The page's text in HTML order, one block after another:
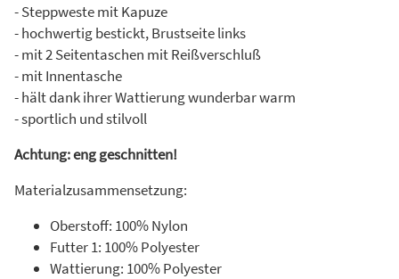
- Steppweste mit Kapuze
- hochwertig bestickt, Brustseite links
- mit 2 Seitentaschen mit Reißverschluß
- mit Innentasche
- hält dank ihrer Wattierung wunderbar warm
- sportlich und stilvoll
Achtung: eng geschnitten!
Materialzusammensetzung:
Oberstoff: 100% Nylon
Futter 1: 100% Polyester
Wattierung: 100% Polyester